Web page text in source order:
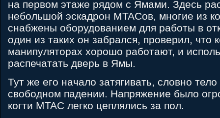
на первом этаже рядом с Ямами. Здесь
небольшой эскадрон MTACов, многие из
снабжены оборудованием для работы в
один из таких он забрался, проверил, что
манипуляторах хорошо работают, и
распечатать дверь в Ямы.
Тут же его начало затягивать, словно
свободном падении. Напряжение было
когти MTAC легко цеплялись за пол.